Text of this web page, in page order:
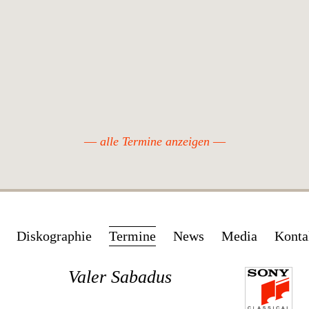
alle Termine anzeigen
Navigation
überspringen
Diskographie Termine News Media
Valer Sabadus